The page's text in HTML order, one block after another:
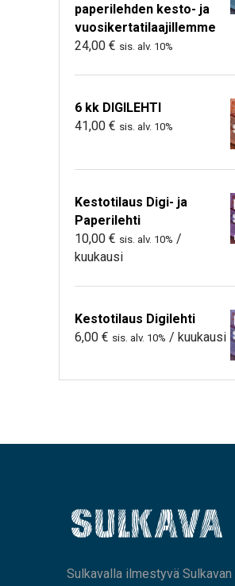
paperilehden kesto- ja
vuosikertatilaajillemme
24,00 € sis. alv. 10%
6 kk DIGILEHTI
41,00 € sis. alv. 10%
Kestotilaus Digi- ja
Paperilehti
10,00 € sis. alv. 10% /
kuukausi
Kestotilaus Digilehti
6,00 € sis. alv. 10% / kuukausi
Sulkavalla ilmestyvä Sulkavan